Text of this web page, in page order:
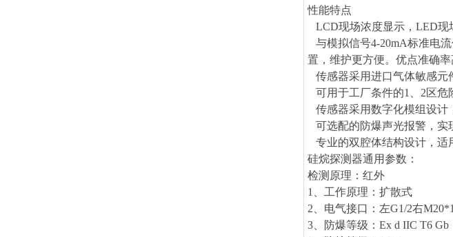
性能特点
LCD现场浓度显示，LED现
与模拟信号4-20mA标准电
置，维护更方便。优点准确
传感器采用进口气体敏感元
可用于工厂条件的1、2区危
传感器采用数字化模组设计
可选配的防爆声光报警，实
专业的双腔体结构设计，适
硅烷探测器通用参数：
检测原理：红外
1、工作原理：扩散式
2、电气接口：左G1/2右
3、防爆等级：Ex d IIC T6 Gb